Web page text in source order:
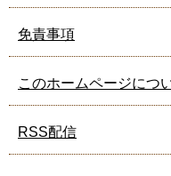
免責事項
このホームページにつ
RSS配信